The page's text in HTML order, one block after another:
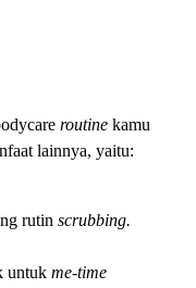
routinekamu
lainnya, yaitu:
rutinscrubbing.
untukme-time